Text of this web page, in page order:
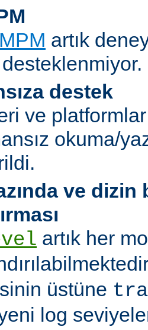
artık
destek
ve
okuma/
ve dizin
artık her
üstüne
log